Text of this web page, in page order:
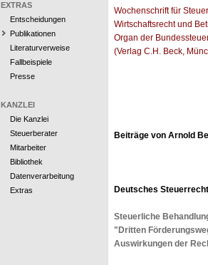
EXTRAS
Entscheidungen
Publikationen
Literaturverweise
Fallbeispiele
Presse
KANZLEI
Die Kanzlei
Steuerberater
Mitarbeiter
Bibliothek
Datenverarbeitung
Extras
Wochenschrift für
Wirtschaftsrecht und
Organ der
(Verlag C.H. Beck,
Beiträge von Arnold
Deutsches
Steuerliche
"Dritten
Auswirkungen der